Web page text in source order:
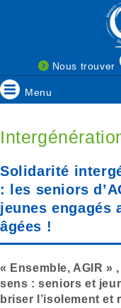
Nous trouver
Menu
Solidarité
: les seniors
jeunes engagés
âgées !
« Ensemble, AGIR »
sens : seniors et
briser l’isolement et